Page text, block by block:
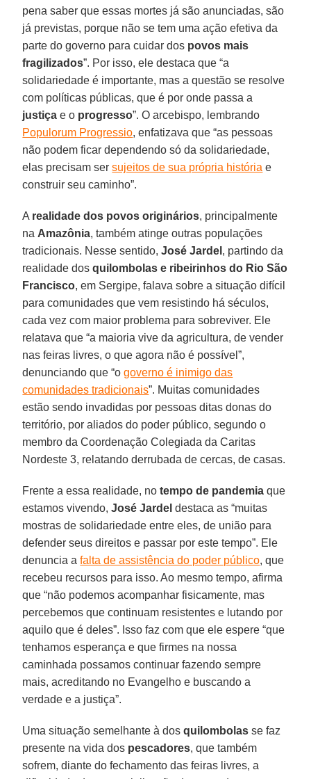
pena saber que essas mortes já são anunciadas, são
já previstas, porque não se tem uma ação efetiva da
parte do governo para cuidar dos povos mais
fragilizados”. Por isso, ele destaca que “a
solidariedade é importante, mas a questão se resolve
com políticas públicas, que é por onde passa a
justiça e o progresso”. O arcebispo, lembrando
Populorum Progressio, enfatizava que “as pessoas
não podem ficar dependendo só da solidariedade,
elas precisam sersujeitos de sua própria história e
construir seu caminho”.
A realidade dos povos originários, principalmente
na Amazônia, também atinge outras populações
tradicionais. Nesse sentido,José Jardel , partindo da
realidade dosquilombolas e ribeirinhos do Rio São
Francisco, em Sergipe, falava sobre a situação difícil
para comunidades que vem resistindo há séculos,
cada vez com maior problema para sobreviver. Ele
relatava que “a maioria vive da agricultura, de vender
nas feiras livres, o que agora não é possível”,
denunciando que “ogoverno é inimigo das
comunidades tradicionais”. Muitas comunidades
estão sendo invadidas por pessoas ditas donas do
território, por aliados do poder público, segundo o
membro da Coordenação Colegiada da Caritas
Nordeste 3, relatando derrubada de cercas, de casas.
Frente a essa realidade, notempo de pandemia que
estamos vivendo,José Jardel destaca as “muitas
mostras de solidariedade entre eles, de união para
defender seus direitos e passar por este tempo”. Ele
denuncia afalta de assistência do poder público, que
recebeu recursos para isso. Ao mesmo tempo, afirma
que “não podemos acompanhar fisicamente, mas
percebemos que continuam resistentes e lutando por
aquilo que é deles”. Isso faz com que ele espere “que
tenhamos esperança e que firmes na nossa
caminhada possamos continuar fazendo sempre
mais, acreditando no Evangelho e buscando a
verdade e a justiça”.
Uma situação semelhante à dosquilombolas se faz
presente na vida dos pescadores, que também
sofrem, diante do fechamento das feiras livres, a